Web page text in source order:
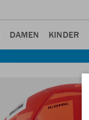
DAMEN KINDER